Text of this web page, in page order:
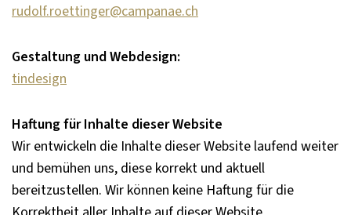
rudolf.roettinger@campanae.ch
Gestaltung und Webdesign:
tindesign
Haftung für Inhalte dieser Website
Wir entwickeln die Inhalte dieser Website laufend weiter
und bemühen uns, diese korrekt und aktuell
bereitzustellen. Wir können keine Haftung für die